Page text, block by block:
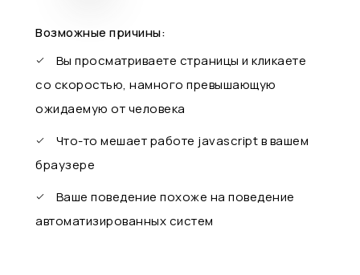
Возможные причины:
Вы просматриваете страницы и кликаете
со скоростью, намного превышающую
ожидаемую от человека
Что-то мешает работе javascript в вашем
браузере
Ваше поведение похоже на поведение
автоматизированных систем